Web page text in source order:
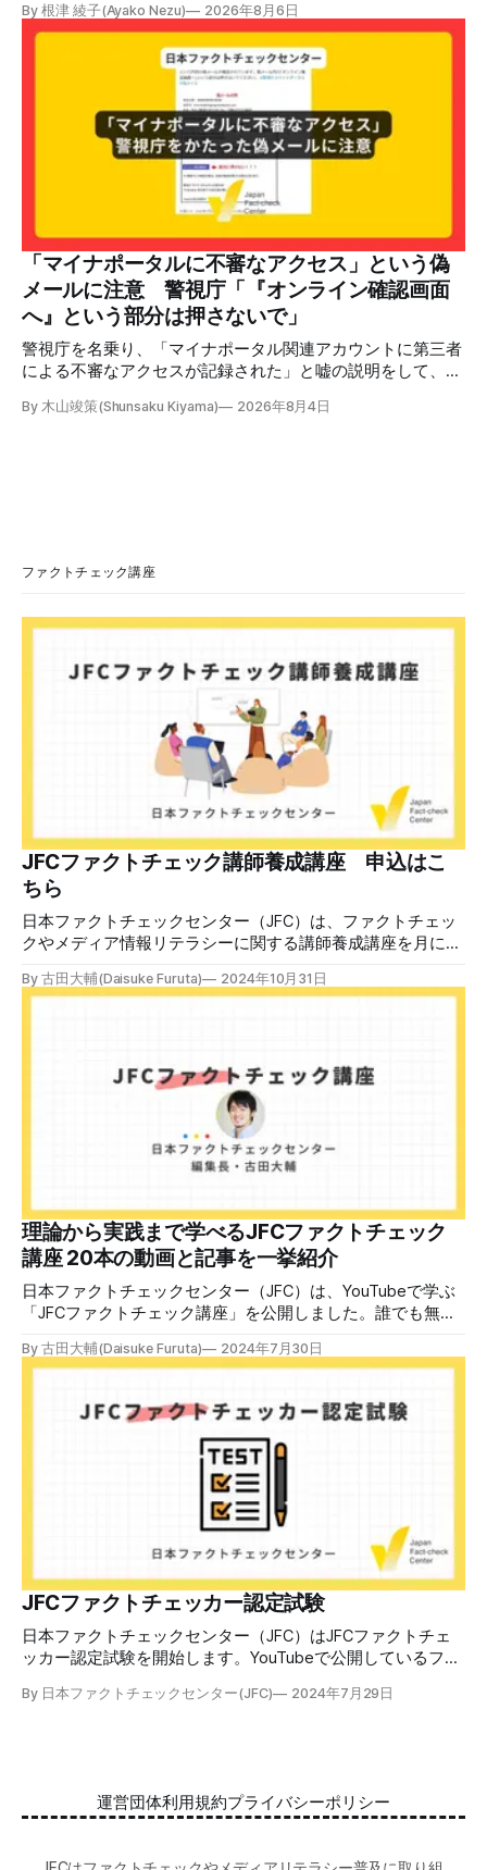
立運動家らに謝罪した映像です。中国共産党に対して頭を下
げている動画ではありません。 検証対象 拡散した言説 2026
年7月30日、「日本人がなぜ左翼を嫌うのか、考えたことは
ありますか？/ここに日本の左寄り首相だった鳩山由紀夫が
います。彼は2009年から2010年まで1年間務めました。/こ
のビデオでは、彼が中国を訪問中に中国共産党に対して恥じ
らいながら頭を下げています」という英文付きの動画がXで
ポストされ、表示は20万件を超える。 投稿には「私の日本
語力が衰えていたら申し訳ないですが、動画に『韓国』と書
いてあるように見えます」などの英語の指摘もあるが、「日
本が犯した残虐行為を謝罪するのは悪いことだと思わない」
「共産主義者に恥じて頭を下げるべき人はいない」など、拡
散した投稿を真に受けた反応も多いため検証する。 検証過
程 動
By 根津 綾子(Ayako Nezu) 2026年8月6日
「マイナポータルに不審なアクセス」という偽
メールに注意 警視庁「『オンライン確認画面
へ』という部分は押さないで」
警視庁を名乗り、「マイナポータル関連アカウントに第三者
による不審なアクセスが記録された」と嘘の説明をして、リ
で、メール内のリンクを押さないようにと注意を呼びかけて
号：MN-2026-●●●」「マイナポータル関連アカウント
のうえで「2026年8月2日（日）23:59までに、ご本人操作か
いうリンクをクリックするよう誘導している。 本文には、
警視庁の住所（東京都千代田区霞が関2-1-1）も書かれてい
By 木山竣策(Shunsaku Kiyama) 2026年8月4日
ファクトチェック講座
JFCファクトチェック講師養成講座 申込はこ
ちら
日本ファクトチェックセンター（JFC）は、ファクトチェッ
クやメディア情報リテラシーに関する講師養成講座を月に1
認定バッジと教室や職場などで利用可能な教材を提供しま
ファクトチェックセンター（JFC）による講師養成講座で
す。 講師養成講座（オンラインで90分）を受講いただいた
後、修了課題を提出された方には、教室や職場などで利用可
能な教材の提... powered by Peatix : More than a
す。 受講生には教材を提供 デマや不確かな情報が蔓延する
中で、自衛策が求められています。「気をつけて」というだ
けでは、対策になりません。最初から騙されたい人はいませ
ん。誰だって気をつけているのに、誤った情
By 古田大輔(Daisuke Furuta) 2024年10月31日
理論から実践まで学べるJFCファクトチェック
講座 20本の動画と記事を一挙紹介
日本ファクトチェックセンター（JFC）は、YouTubeで学ぶ
「JFCファクトチェック講座」を公開しました。誰でも無料
ファクトチェックやメディアリテラシーの知識を学ぶことが
の日本での影響を調べた2万人調査の紹介や、間違った情報
を信じてしまう背景にある人間のバイアス、大規模に拡散す
るSNSアルゴリズムなどを解説しています。 実践編では、画
像や動画や生成AIなど、偽・誤情報をどのように検証したら
良いかをJFCが検証してきた事例から具体的に学びます。
JFCファクトチェッカー認定試験を開始 2024年7月29日か
ら、これらの内容について習熟度を確認するJFCファクトチ
ェッカー認定試験を開始します。誰でもいつでも受験可能で
す（2024年度中は受験料1000円、2025年度から2000円）。
合格者には様々な技能をデジタル証明するオープンバッジ・
ネットワークを活用して、JFCファクトチェッカーの認定証
を発行します。 JFCファクトチェッカー認定試験
By 古田大輔(Daisuke Furuta) 2024年7月30日
JFCファクトチェッカー認定試験
日本ファクトチェックセンター（JFC）はJFCファクトチェ
ッカー認定試験を開始します。YouTubeで公開しているファ
す。 拡散する偽・誤情報から身を守るために 偽・誤情報の
情報を51.5%の割合で「正しいと思う」と答え、「誤ってい
By 日本ファクトチェックセンター(JFC) 2024年7月29日
運営団体利用規約プライバシーポリシー